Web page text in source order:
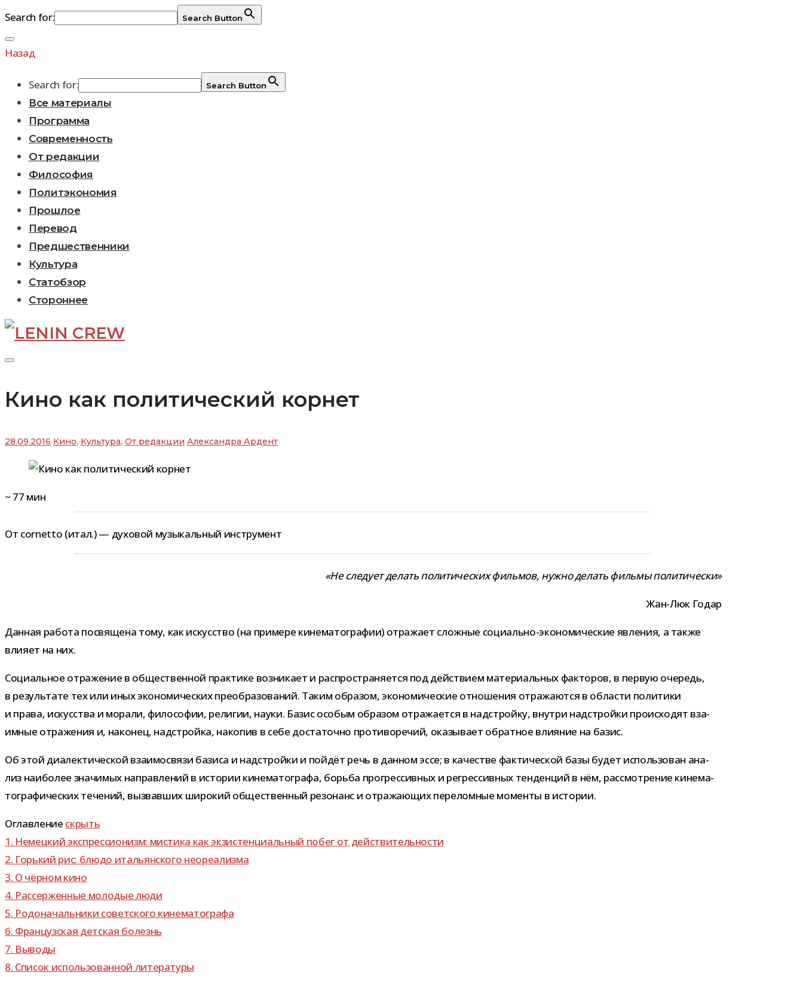
Search for: Search Button
Перейти
к
Назад
Search for: Search Button
Все материалы
Программа
Современность
От редакции
Философия
Политэкономия
Прошлое
Перевод
Предшественники
Культура
Статобзор
Стороннее
Кино как политический корнет
28.09.2016 Кино, Культура, От редакции Александра Ардент
~ 77 мин
От cornetto (итал.) — духо­вой музы­каль­ный инструмент
«Не сле­дует делать поли­ти­че­ских филь­мов, нужно делать фильмы политически»
Жан-​Люк Годар
Данная работа посвя­щена тому, как искус­ство (на при­мере кине­ма­то­гра­фии) отра­жает слож­ные социально-​экономические явле­ния, а также
вли­яет на них.
Социальное отра­же­ние в обще­ствен­ной прак­тике воз­ни­кает и рас­про­стра­ня­ется под дей­ствием мате­ри­аль­ных фак­то­ров, в первую оче­редь,
в резуль­тате тех или иных эко­но­ми­че­ских пре­об­ра­зо­ва­ний. Таким обра­зом, эко­но­ми­че­ские отно­ше­ния отра­жа­ются в обла­сти поли­тики
и права, искус­ства и морали, фило­со­фии, рели­гии, науки. Базис осо­бым обра­зом отра­жа­ется в над­стройку, внутри над­стройки про­ис­хо­дят вза­
им­ные отра­же­ния и, нако­нец, над­стройка, нако­пив в себе доста­точно про­ти­во­ре­чий, ока­зы­вает обрат­ное вли­я­ние на базис.
Об этой диа­лек­ти­че­ской вза­и­мо­связи базиса и над­стройки и пой­дёт речь в дан­ном эссе; в каче­стве фак­ти­че­ской базы будет исполь­зо­ван ана­
лиз наи­бо­лее зна­чи­мых направ­ле­ний в исто­рии кине­ма­то­графа, борьба про­грес­сив­ных и регрес­сив­ных тен­ден­ций в нём, рас­смот­ре­ние кине­ма­
то­гра­фи­че­ских тече­ний, вызвав­ших широ­кий обще­ствен­ный резо­нанс и отра­жа­ю­щих пере­лом­ные моменты в истории.
Оглавление скрыть
1. Немецкий экс­прес­си­о­низм: мистика как экзи­стен­ци­аль­ный побег от действительности
2. Горький рис: блюдо ита­льян­ского неореализма
3. О чёр­ном кино
4. Рассерженные моло­дые люди
5. Родоначальники совет­ского кинематографа
6. Французская дет­ская болезнь
7. Выводы
8. Список исполь­зо­ван­ной литературы